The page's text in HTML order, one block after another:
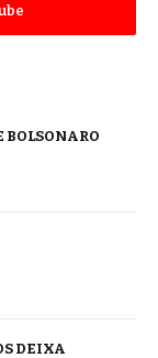
BOLSONARO
DEIXA